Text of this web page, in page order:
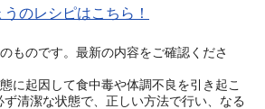
うのレシピはこちら！
ものです。最新の内容をご確認くださ
に起因して食中毒や体調不良を引き起こ
清潔な状態で、正しい方法で行い、なる